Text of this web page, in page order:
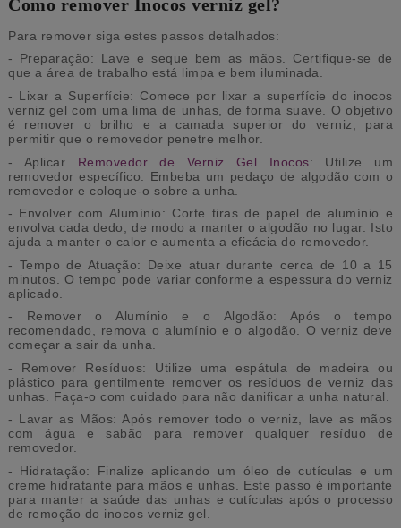
Como remover Inocos verniz gel?
Para remover siga estes passos detalhados:
- Preparação: Lave e seque bem as mãos. Certifique-se de
que a área de trabalho está limpa e bem iluminada.
- Lixar a Superfície: Comece por lixar a superfície do inocos
verniz gel com uma lima de unhas, de forma suave. O objetivo
é remover o brilho e a camada superior do verniz, para
permitir que o removedor penetre melhor.
- Aplicar Removedor de Verniz Gel Inocos: Utilize um
removedor específico. Embeba um pedaço de algodão com o
removedor e coloque-o sobre a unha.
- Envolver com Alumínio: Corte tiras de papel de alumínio e
envolva cada dedo, de modo a manter o algodão no lugar. Isto
ajuda a manter o calor e aumenta a eficácia do removedor.
- Tempo de Atuação: Deixe atuar durante cerca de 10 a 15
minutos. O tempo pode variar conforme a espessura do verniz
aplicado.
- Remover o Alumínio e o Algodão: Após o tempo
recomendado, remova o alumínio e o algodão. O verniz deve
começar a sair da unha.
- Remover Resíduos: Utilize uma espátula de madeira ou
plástico para gentilmente remover os resíduos de verniz das
unhas. Faça-o com cuidado para não danificar a unha natural.
- Lavar as Mãos: Após remover todo o verniz, lave as mãos
com água e sabão para remover qualquer resíduo de
removedor.
- Hidratação: Finalize aplicando um óleo de cutículas e um
creme hidratante para mãos e unhas. Este passo é importante
para manter a saúde das unhas e cutículas após o processo
de remoção do inocos verniz gel.